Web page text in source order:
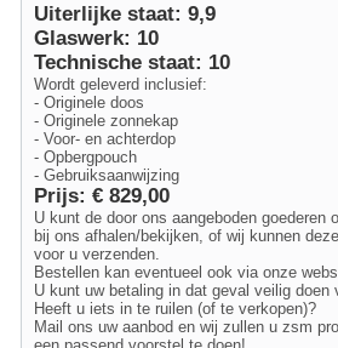
Uiterlijke staat: 9,9
Glaswerk: 10
Technische staat: 10
Wordt geleverd inclusief:
- Originele doos
- Originele zonnekap
- Voor- en achterdop
- Opbergpouch
- Gebruiksaanwijzing
Prijs: € 829,00
U kunt de door ons aangeboden goederen
bij ons afhalen/bekijken, of wij kunnen
voor u verzenden.
Bestellen kan eventueel ook via onze
U kunt uw betaling in dat geval veilig doen
Heeft u iets in te ruilen (of te verkopen)?
Mail ons uw aanbod en wij zullen u zsm